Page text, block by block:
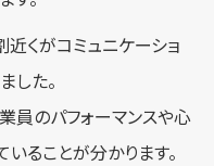
くがコミュニケーショ
した。
員のパフォーマンスや心
ることが分かります。